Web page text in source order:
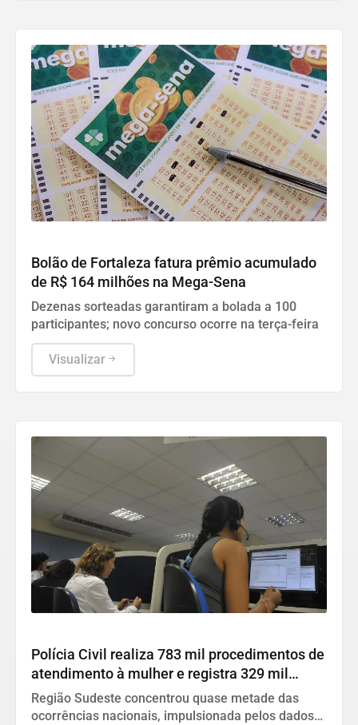
Bolão de Fortaleza fatura prêmio acumulado
de R$ 164 milhões na Mega-Sena
Dezenas sorteadas garantiram a bolada a 100
participantes; novo concurso ocorre na terça-feira
Visualizar
Polícia Civil realiza 783 mil procedimentos de
atendimento à mulher e registra 329 mil
vítimas em 2025
Região Sudeste concentrou quase metade das
ocorrências nacionais, impulsionada pelos dados